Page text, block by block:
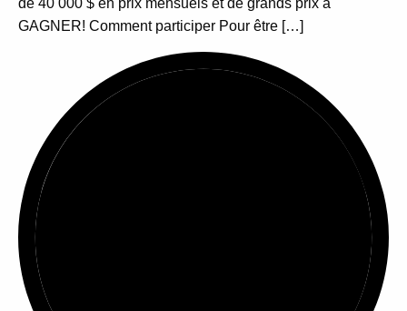
de 40 000 $ en prix mensuels et de grands prix à
GAGNER! Comment participer Pour être […]